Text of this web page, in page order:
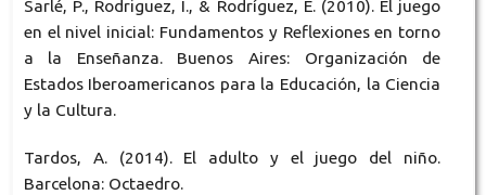
Sarlé, P., Rodriguez, I., & Rodríguez, E. (2010). El juego
en el nivel inicial: Fundamentos y Reflexiones en torno
a la Enseñanza. Buenos Aires: Organización de
Estados Iberoamericanos para la Educación, la Ciencia
y la Cultura.
Tardos, A. (2014). El adulto y el juego del niño.
Barcelona: Octaedro.